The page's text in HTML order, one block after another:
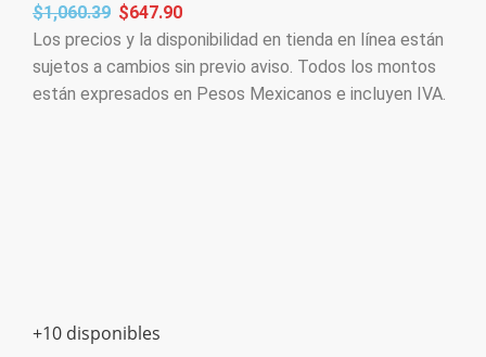
$1,060.39 $647.90
Los precios y la disponibilidad en tienda en línea están
sujetos a cambios sin previo aviso. Todos los montos
están expresados en Pesos Mexicanos e incluyen IVA.
+10 disponibles